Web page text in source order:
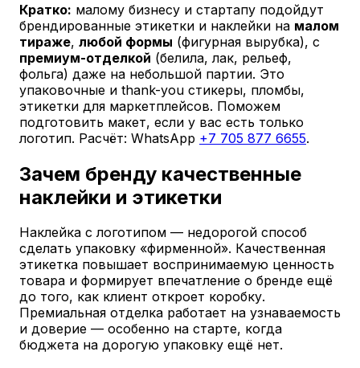
Кратко: малому бизнесу и стартапу подойдут
брендированные этикетки и наклейки на малом
тираже, любой формы (фигурная вырубка), с
премиум-отделкой (белила, лак, рельеф,
фольга) даже на небольшой партии. Это
упаковочные и thank-you стикеры, пломбы,
этикетки для маркетплейсов. Поможем
подготовить макет, если у вас есть только
логотип. Расчёт: WhatsApp +7 705 877 6655.
Зачем бренду качественные
наклейки и этикетки
Наклейка с логотипом — недорогой способ
сделать упаковку «фирменной». Качественная
этикетка повышает воспринимаемую ценность
товара и формирует впечатление о бренде ещё
до того, как клиент откроет коробку.
Премиальная отделка работает на узнаваемость
и доверие — особенно на старте, когда
бюджета на дорогую упаковку ещё нет.